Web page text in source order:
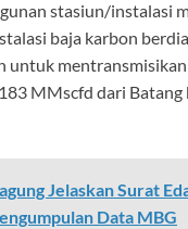
stasiun/instalasi
baja karbon
mentransmisikan
MMscfd dari Batang
Jelaskan Surat
Data MBG